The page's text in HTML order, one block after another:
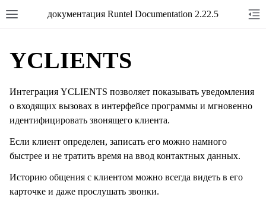
документация Runtel Documentation 2.22.5
YCLIENTS
Интеграция YCLIENTS позволяет показывать уведомления
о входящих вызовах в интерфейсе программы и мгновенно
идентифицировать звонящего клиента.
Если клиент определен, записать его можно намного
быстрее и не тратить время на ввод контактных данных.
Историю общения с клиентом можно всегда видеть в его
карточке и даже прослушать звонки.